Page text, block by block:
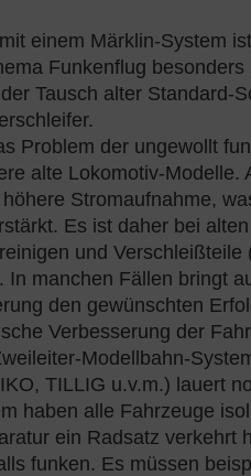
einem Märklin-System
Funkenflug
Tausch alter Standard-
Problem der ungewollt
alte Lokomotiv-Modelle.
Stromaufnahme,
Es ist daher bei
und Verschleißteile
In manchen Fällen bringt
den gewünschten
Verbesserung der
Modellbahn-
TILLIG u.v.m.) lauert
haben alle Fahrzeuge
ein Radsatz verkehrt
funken. Es müssen